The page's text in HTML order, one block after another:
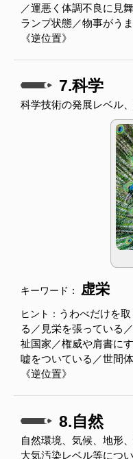
／運悪く体調不良に見
ランプ状態／物事がう
《逆位置》
7.科学
科学技術の発展レベル
キーワード： 虚栄
ヒント： うわべだけを
る／見栄を張っている
祉国家／権威や肩書に
嘘をついている／世間
《逆位置》
8.自然
自然環境、気候、地形
大気汚染レベル等につ